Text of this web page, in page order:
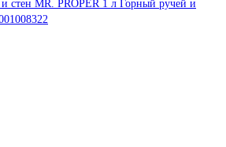
стен MR. PROPER 1 л Горный ручей и